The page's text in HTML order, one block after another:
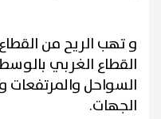
و تهب الريح من
القطاع الغربي
السواحل
الجهات.